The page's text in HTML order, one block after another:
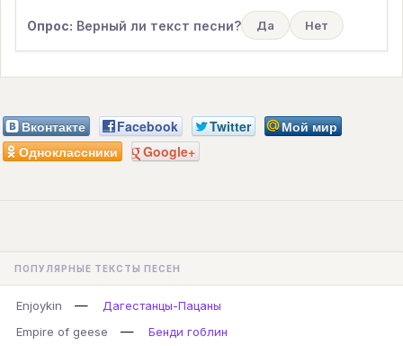
Опрос: Верный ли текст песни? Да Нет
Вконтакте Facebook Twitter
Мой мир
Одноклассники
Google+
ПОПУЛЯРНЫЕ ТЕКСТЫ ПЕСЕН
Enjoykin —
Дагестанцы-Пацаны
Empire of geese
—
Бенди гоблин